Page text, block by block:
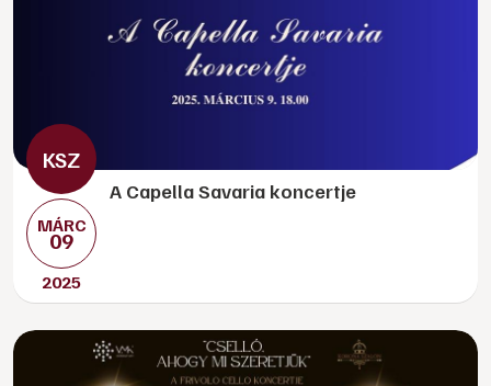
MÁRC
09
2025
A Capella Savaria koncertje